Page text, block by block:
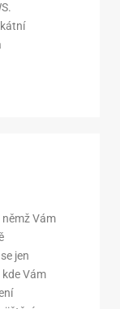
němž Vám
jen
Vám